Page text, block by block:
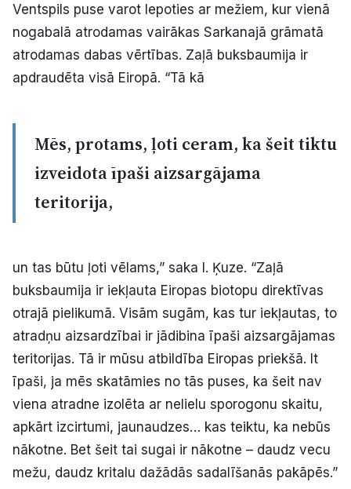
Ventspils puse varot lepoties ar mežiem, kur vienā
nogabalā atrodamas vairākas Sarkanajā grāmatā
atrodamas dabas vērtības. Zaļā buksbaumija ir
apdraudēta visā Eiropā. “Tā kā
Mēs, protams, ļoti ceram, ka šeit tiktu
izveidota īpaši aizsargājama
teritorija,
un tas būtu ļoti vēlams,” saka I. Ķuze. “Zaļā
buksbaumija ir iekļauta Eiropas biotopu direktīvas
otrajā pielikumā. Visām sugām, kas tur iekļautas, to
atradņu aizsardzībai ir jādibina īpaši aizsargājamas
teritorijas. Tā ir mūsu atbildība Eiropas priekšā. It
īpaši, ja mēs skatāmies no tās puses, ka šeit nav
viena atradne izolēta ar nelielu sporogonu skaitu,
apkārt izcirtumi, jaunaudzes… kas teiktu, ka nebūs
nākotne. Bet šeit tai sugai ir nākotne – daudz vecu
mežu, daudz kritalu dažādās sadalīšanās pakāpēs.”